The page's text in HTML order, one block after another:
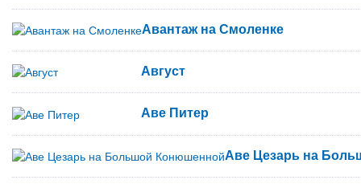
Авантаж на Смоленке
Август
Аве Питер
Аве Цезарь на